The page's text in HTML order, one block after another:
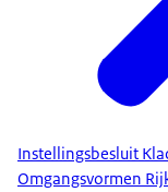
Instellingsbesluit
Omgangsvormen